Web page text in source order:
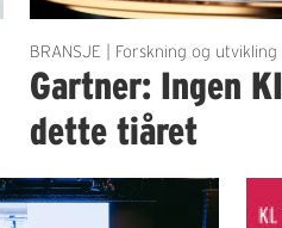
BRANSJE | Forskning og utvikling
Gartner: Ingen
dette tiåret